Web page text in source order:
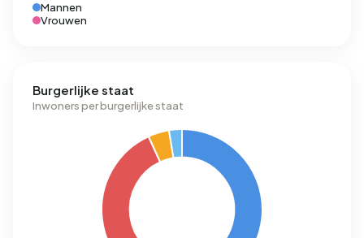
Mannen
Vrouwen
Burgerlijke staat
Inwoners per burgerlijke staat